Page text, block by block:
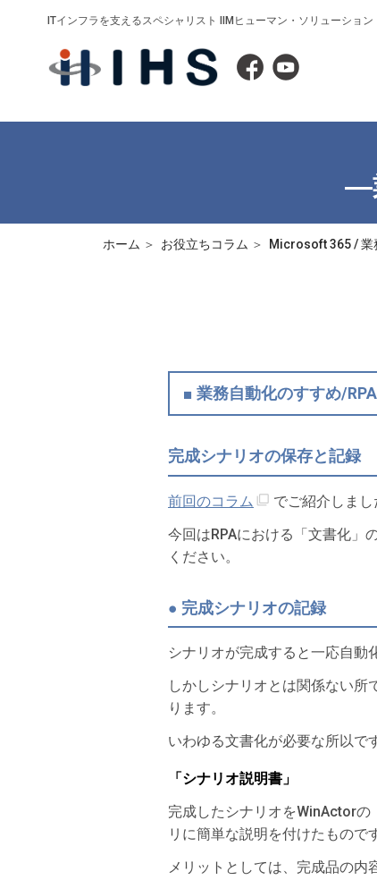
ITインフラを支えるスペシャリスト IIMヒューマン・ソリューション
―
ホーム お役立ちコラム Microsoft 365 / 業
■ 業務自動化のすすめ/
完成シナリオの保存と記録
前回のコラム
でご紹介しま
今回はRPAにおける「文書化」
ください。
● 完成シナリオの記録
シナリオが完成すると一応自動
しかしシナリオとは関係ない
ります。
いわゆる文書化が必要な所以で
「シナリオ説明書」
完成したシナリオをWinActor
リに簡単な説明を付けたもので
メリットとしては、完成品の内